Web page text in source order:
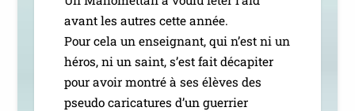
avant les autres cette année.
Pour cela un ensei­gnant, qui n’est ni un
héros, ni un saint, s’est fait déca­pi­ter
pour avoir mon­tré à ses élèves des
pseu­do cari­ca­tures d’un guer­rier